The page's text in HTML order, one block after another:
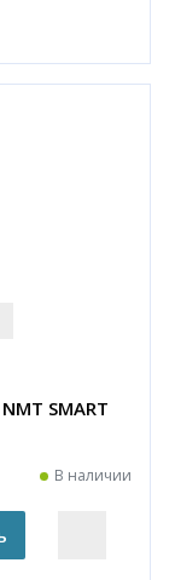
SMART
В наличии